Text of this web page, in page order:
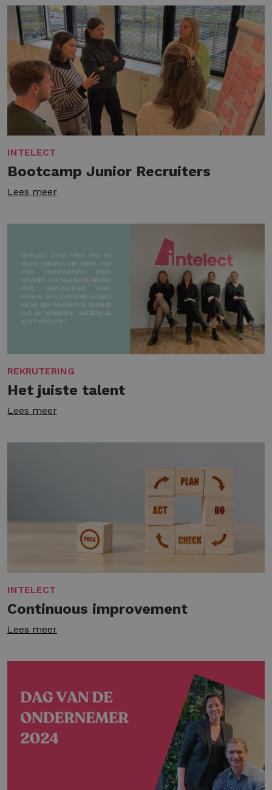
INTELECT
Bootcamp Junior Recruiters
Lees meer
REKRUTERING
Het juiste talent
Lees meer
INTELECT
Continuous improvement
Lees meer